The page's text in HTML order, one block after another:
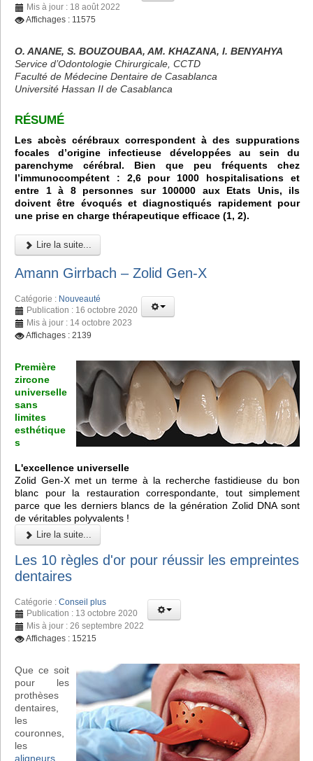
Mis à jour : 18 août 2022
Affichages : 11575
O. ANANE, S. BOUZOUBAA, AM. KHAZANA, I. BENYAHYA
Service d’Odontologie Chirurgicale, CCTD
Faculté de Médecine Dentaire de Casablanca
Université Hassan II de Casablanca
RÉSUMÉ
Les abcès cérébraux correspondent à des suppurations
focales d’origine infectieuse développées au sein du
parenchyme cérébral. Bien que peu fréquents chez
l’immunocompétent : 2,6 pour 1000 hospitalisations et
entre 1 à 8 personnes sur 100000 aux Etats Unis, ils
doivent être évoqués et diagnostiqués rapidement pour
une prise en charge thérapeutique efficace (1, 2).
Lire la suite...
Amann Girrbach – Zolid Gen-X
Catégorie : Nouveauté
Publication : 16 octobre 2020
Mis à jour : 14 octobre 2023
Affichages : 2139
Première
zircone
universelle
sans
limites
esthétique
s
L'excellence universelle
Zolid Gen-X met un terme à la recherche fastidieuse du bon
blanc pour la restauration correspondante, tout simplement
parce que les derniers blancs de la génération Zolid DNA sont
de véritables polyvalents !
Lire la suite...
Les 10 règles d'or pour réussir les empreintes
dentaires
Catégorie : Conseil plus
Publication : 13 octobre 2020
Mis à jour : 26 septembre 2022
Affichages : 15215
Que ce soit
pour les
prothèses
dentaires,
les
couronnes,
les
aligneurs